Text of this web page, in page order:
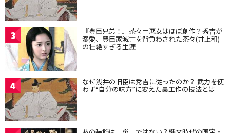
3 『豊臣兄弟！』茶々＝悪女はほぼ創作？秀吉が
溺愛、豊臣家滅亡を背負わされた茶々(井上和)
の壮絶すぎる生涯
4 なぜ浅井の旧臣は秀吉に従ったのか？ 武力を使
わず“自分の味方”に変えた裏工作の技法とは